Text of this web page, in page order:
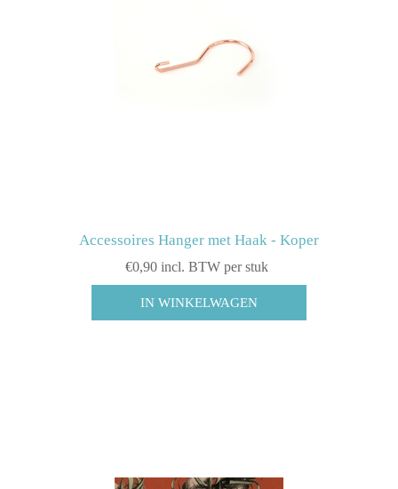
Accessoires Hanger met Haak - Koper
€0,90 incl. BTW per stuk